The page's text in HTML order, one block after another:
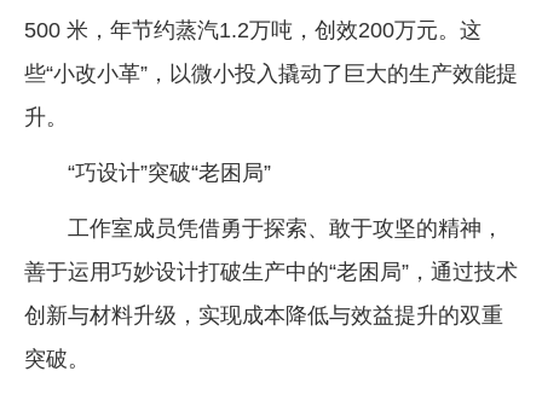
500 米，年节约蒸汽1.2万吨，创效200万元。这
些“小改小革”，以微小投入撬动了巨大的生产效能提
升。
“巧设计”突破“老困局”
工作室成员凭借勇于探索、敢于攻坚的精神，
善于运用巧妙设计打破生产中的“老困局”，通过技术
创新与材料升级，实现成本降低与效益提升的双重
突破。